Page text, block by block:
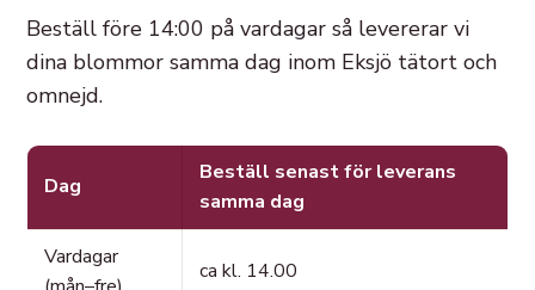
Beställ före 14:00 på vardagar så levererar vi
dina blommor samma dag inom Eksjö tätort och
omnejd.
Dag
Beställ senast för leverans
samma dag
Vardagar
ca kl. 14.00